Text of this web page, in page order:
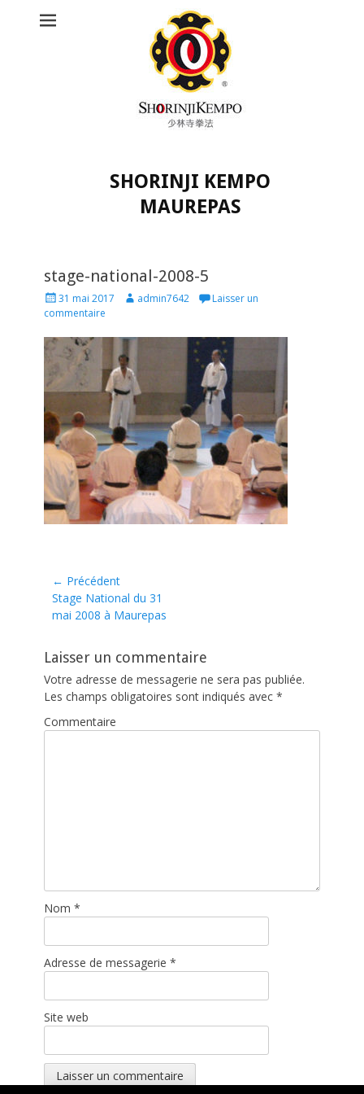
SHORINJI KEMPO
MAUREPAS
stage-national-2008-5
P
o
t
e
d
o
n
31 mai 2017
A
h
o
r
admin7642
Laisser un
commentaire
Navigation
de
l’article
← Précédent
Article
précédent :
Stage National du 31
mai 2008 à Maurepas
Laisser un commentaire
Votre adresse de messagerie ne sera pas publiée.
Les champs obligatoires sont indiqués avec *
Commentaire
Nom *
Adresse de messagerie *
Site web